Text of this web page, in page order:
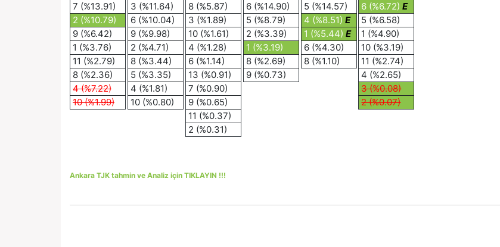
7 (%13.91)
2 (%10.79)
9 (%6.42)
1 (%3.76)
11 (%2.79)
8 (%2.36)
4 (%7.22)
10 (%1.99)
3 (%11.64)
6 (%10.04)
9 (%9.98)
2 (%4.71)
8 (%3.44)
5 (%3.35)
4 (%1.81)
10 (%0.80)
8 (%5.87)
3 (%1.89)
10 (%1.61)
4 (%1.28)
6 (%1.14)
13 (%0.91)
7 (%0.90)
9 (%0.65)
11 (%0.37)
2 (%0.31)
6 (%14.90)
5 (%8.79)
2 (%3.39)
1 (%3.19)
8 (%2.69)
9 (%0.73)
5 (%14.57)
4 (%8.51) E
1 (%5.44) E
6 (%4.30)
8 (%1.10)
6 (%6.72) E
5 (%6.58)
1 (%4.90)
10 (%3.19)
11 (%2.74)
4 (%2.65)
3 (%0.08)
2 (%0.07)
Ankara TJK tahmin ve Analiz için TIKLAYIN !!!